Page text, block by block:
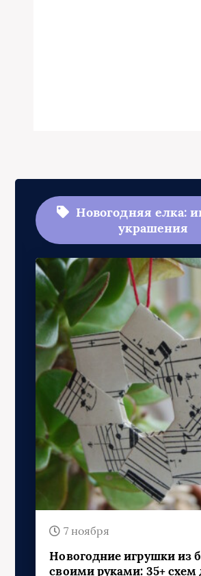
Новогодняя елка:
украшения
7 ноября
Новогодние игрушки из
своими руками: 35+